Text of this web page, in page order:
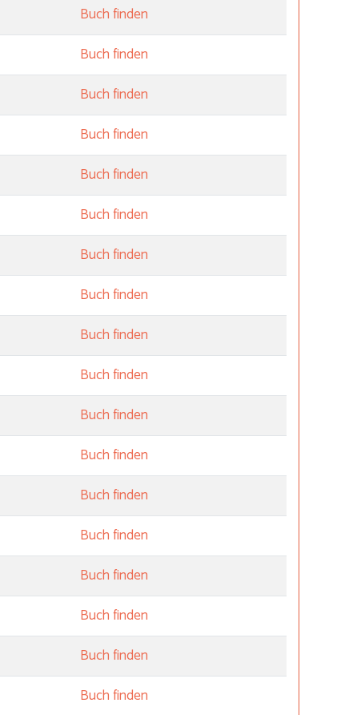
Buch finden
Buch finden
Buch finden
Buch finden
Buch finden
Buch finden
Buch finden
Buch finden
Buch finden
Buch finden
Buch finden
Buch finden
Buch finden
Buch finden
Buch finden
Buch finden
Buch finden
Buch finden